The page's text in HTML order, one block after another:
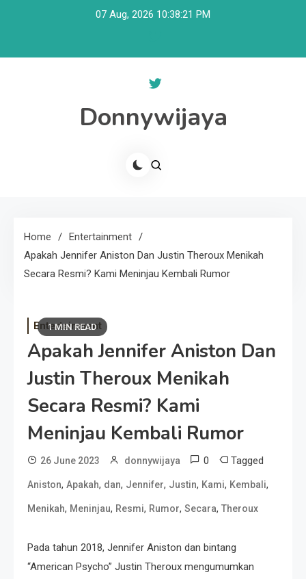
07 Aug, 2026 10:38:21 PM
Donnywijaya
Home
Entertainment
Apakah Jennifer Aniston Dan Justin Theroux Menikah
Secara Resmi? Kami Meninjau Kembali Rumor
1 MIN READ
Entertainment
Apakah Jennifer Aniston Dan
Justin Theroux Menikah
Secara Resmi? Kami
Meninjau Kembali Rumor
26 June 2023 donnywijaya 0 Tagged
Aniston, Apakah, dan, Jennifer, Justin, Kami, Kembali,
Menikah, Meninjau, Resmi, Rumor, Secara, Theroux
Pada tahun 2018, Jennifer Aniston dan bintang
“American Psycho” Justin Theroux mengumumkan